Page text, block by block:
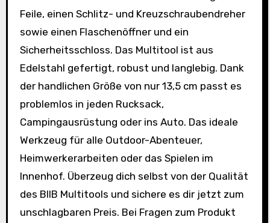
Feile, einen Schlitz- und Kreuzschraubendreher
sowie einen Flaschenöffner und ein
Sicherheitsschloss. Das Multitool ist aus
Edelstahl gefertigt, robust und langlebig. Dank
der handlichen Größe von nur 13,5 cm passt es
problemlos in jeden Rucksack,
Campingausrüstung oder ins Auto. Das ideale
Werkzeug für alle Outdoor-Abenteuer,
Heimwerkerarbeiten oder das Spielen im
Innenhof. Überzeug dich selbst von der Qualität
des BIIB Multitools und sichere es dir jetzt zum
unschlagbaren Preis. Bei Fragen zum Produkt